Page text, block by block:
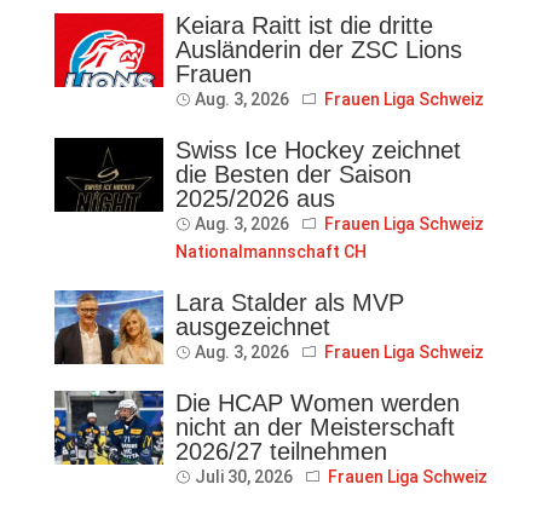
Keiara Raitt ist die dritte
Ausländerin der ZSC Lions
Frauen
Aug. 3, 2026 Frauen Liga Schweiz
Swiss Ice Hockey zeichnet
die Besten der Saison
2025/2026 aus
Aug. 3, 2026
Frauen Liga Schweiz
Nationalmannschaft CH
Lara Stalder als MVP
ausgezeichnet
Aug. 3, 2026 Frauen Liga Schweiz
Die HCAP Women werden
nicht an der Meisterschaft
2026/27 teilnehmen
Juli 30, 2026 Frauen Liga Schweiz